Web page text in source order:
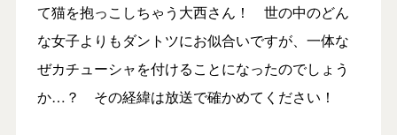
て猫を抱っこしちゃう大西さん！ 世の中のどん
な女子よりもダントツにお似合いですが、一体な
ぜカチューシャを付けることになったのでしょう
か…？ その経緯は放送で確かめてください！